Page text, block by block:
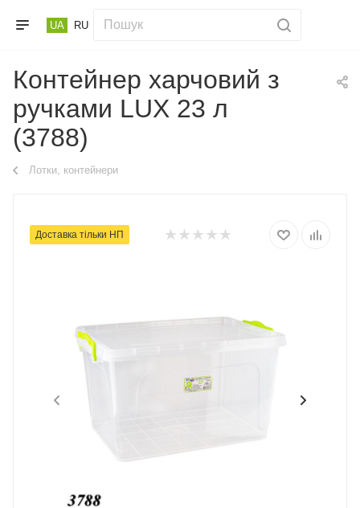
UA RU
Контейнер харчовий з
ручками LUX 23 л
(3788)
Лотки, контейнери
Доставка тільки НП